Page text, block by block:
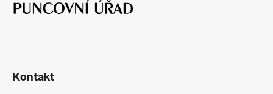
Kontakt